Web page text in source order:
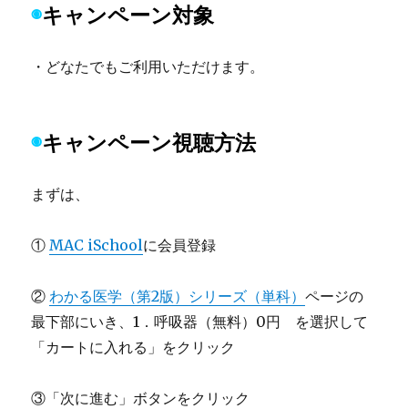
◉キャンペーン対象
・どなたでもご利用いただけます。
◉キャンペーン視聴方法
まずは、
① MAC iSchoolに会員登録
② わかる医学（第2版）シリーズ（単科）ページの
最下部にいき、1．呼吸器（無料）0円 を選択して
「カートに入れる」をクリック
③「次に進む」ボタンをクリック